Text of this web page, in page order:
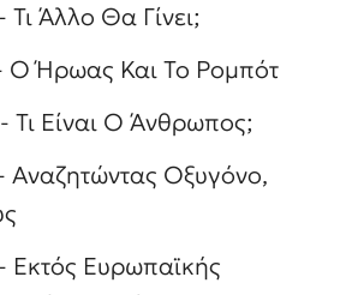
- Τι Άλλο Θα Γίνει;
Ο Ήρωας Και Το Ρομπότ
- Τι Είναι Ο Άνθρωπος;
Αναζητώντας Οξυγόνο,
- Εκτός Ευρωπαϊκής